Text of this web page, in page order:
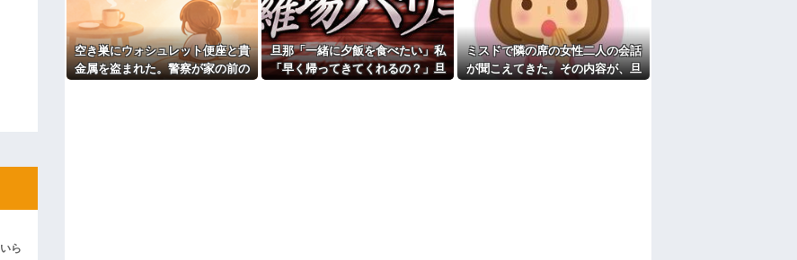
」キチママ『そこに金庫があっ
は出てけ！二度と来るな！」結
ちっ！」私「」
す←あまり悲しませないでく
勝って欲しいスポーツの試合って私が見ると負けることがすごく多い気がし
てる
子育てが一段落しふと元カレのことが懐かしくなって恋愛関係のスレを読み
漁ってたのが夫にバレた。不機嫌なんだけど別に妄想なんだから妻が何読んで
たってよくない？
空き巣にウォシュレット便座と貴
金属を盗まれた。警察が家の前の
旦那「一緒に夕飯を食べたい」私
「早く帰ってきてくれるの？」旦
ミスドで隣の席の女性二人の会話
が聞こえてきた。その内容が、旦
ら